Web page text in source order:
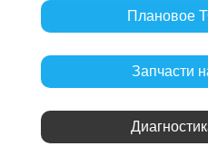
Плановое
Запчасти